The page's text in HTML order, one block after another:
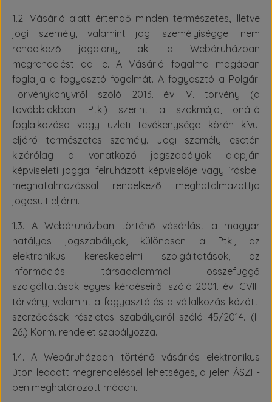
1.2. Vásárló alatt értendő minden természetes, illetve
jogi személy, valamint jogi személyiséggel nem
rendelkező jogalany, aki a Webáruházban
megrendelést ad le. A Vásárló fogalma magában
foglalja a fogyasztó fogalmát. A fogyasztó a Polgári
Törvénykönyvről szóló 2013. évi V. törvény (a
továbbiakban: Ptk.) szerint a szakmája, önálló
foglalkozása vagy üzleti tevékenysége körén kívül
eljáró természetes személy. Jogi személy esetén
kizárólag a vonatkozó jogszabályok alapján
képviseleti joggal felruházott képviselője vagy írásbeli
meghatalmazással rendelkező meghatalmazottja
jogosult eljárni.
1.3. A Webáruházban történő vásárlást a magyar
hatályos jogszabályok, különösen a Ptk., az
elektronikus kereskedelmi szolgáltatások, az
információs társadalommal összefüggő
szolgáltatások egyes kérdéseiről szóló 2001. évi CVIII.
törvény, valamint a fogyasztó és a vállalkozás közötti
szerződések részletes szabályairól szóló 45/2014. (II.
26.) Korm. rendelet szabályozza.
1.4. A Webáruházban történő vásárlás elektronikus
úton leadott megrendeléssel lehetséges, a jelen ÁSZF-
ben meghatározott módon.